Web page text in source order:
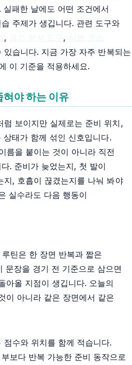
패한 날에도 어떤 조건에서
주제가 생깁니다. 관련 도구와
, ,
있습니다. 지금 가장 자주 반복되는
이 기준을 적용하세요.
혀야 하는 이유
럼 보이지만 실제로는 준비 위치,
태가 함께 섞인 신호입니다.
름을 붙이는 것이 아니라 직전
. 준비가 늦었는지, 첫 발이
지, 호흡이 끊겼는지를 나눠 봐야
실수라도 다음 행동이
틴은 한 장면 반복과 짧은
문장을 경기 전 기준으로 삼으면
아올 지점이 생깁니다. 오늘의
이 아니라 같은 장면에서 같은
점수와 위치를 함께 적습니다.
보다 반복 가능한 준비 동작으로